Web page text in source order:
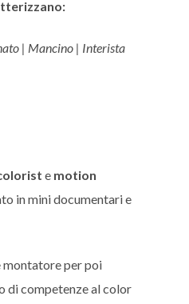
| Mancino | Interista
e motion
in mini documentari e
per poi
di competenze al color